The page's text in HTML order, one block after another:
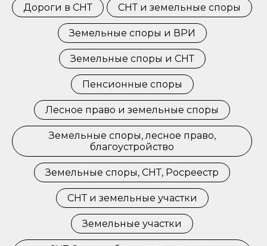
Дороги в СНТ СНТ и земельные споры
Земельные споры и ВРИ
Земельные споры и СНТ
Пенсионные споры
Лесное право и земельные споры
Земельные споры, лесное право,
благоустройство
Земельные споры, СНТ, Росреестр
СНТ и земельные участки
Земельные участки